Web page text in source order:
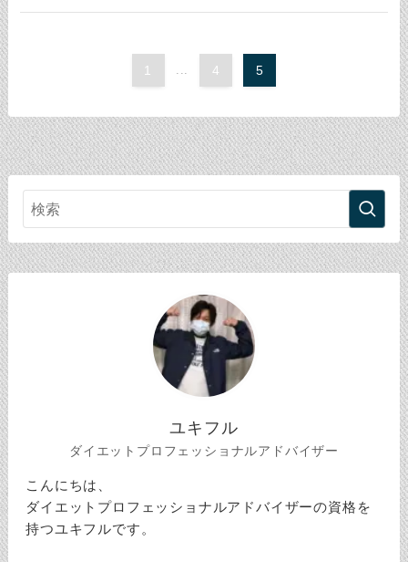
1 ... 4 5
ユキフル
ダイエットプロフェッショナルアドバイザー
こんにちは、
ダイエットプロフェッショナルアドバイザーの資格を
持つユキフルです。